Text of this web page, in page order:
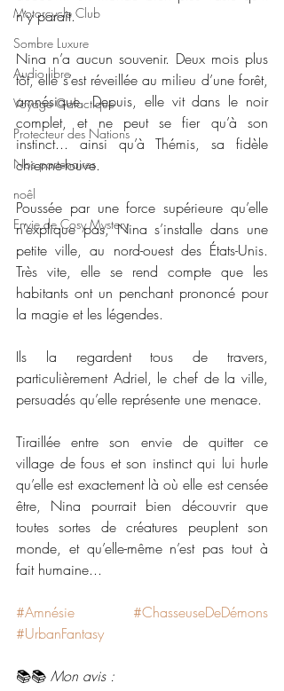
Motorcycle Club
Sombre Luxure
Audio libre
Voyage Galactique
Protecteur des Nations
Nos partenaires
noêl
Envie de Cosy Mystery
n’y paraît.
Nina n’a aucun souvenir. Deux mois plus
tôt, elle s’est réveillée au milieu d’une forêt,
amnésique. Depuis, elle vit dans le noir
complet, et ne peut se fier qu’à son
instinct... ainsi qu’à Thémis, sa fidèle
chienne-louve.
Poussée par une force supérieure qu’elle
n’explique pas, Nina s’installe dans une
petite ville, au nord-ouest des États-Unis.
Très vite, elle se rend compte que les
habitants ont un penchant prononcé pour
la magie et les légendes.
Ils la regardent tous de travers,
particulièrement Adriel, le chef de la ville,
persuadés qu’elle représente une menace.
Tiraillée entre son envie de quitter ce
village de fous et son instinct qui lui hurle
qu’elle est exactement là où elle est censée
être, Nina pourrait bien découvrir que
toutes sortes de créatures peuplent son
monde, et qu’elle-même n’est pas tout à
fait humaine...
#Amnésie
#ChasseuseDeDémons
#UrbanFantasy
📚📚 Mon avis :